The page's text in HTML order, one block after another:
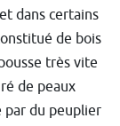
dans certains
de bois
très vite
de peaux
par du peuplier